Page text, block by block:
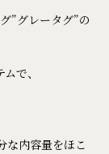
”グレータグ”の
で、
な内容量をほこ